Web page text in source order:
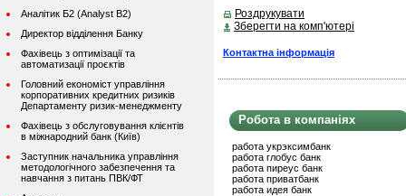
Аналітик Б2 (Analyst B2)
Директор відділення Банку
Фахівець з оптимізації та
автоматизації проєктів
Головний економіст управління
корпоративних кредитних ризиків
Департаменту ризик-менеджменту
Фахівець з обслуговування клієнтів
в міжнародний банк (Київ)
Заступник начальника управління
методологічного забезпечення та
навчання з питань ПВК/ФТ
Роздрукувати
Зберегти на комп'ютері
Контактна інформація
Робота в компаніях
работа укрэксимбанк
работа глобус банк
работа пиреус банк
работа приватбанк
работа идея банк